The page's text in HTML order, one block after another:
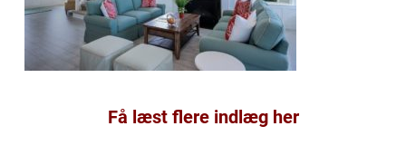
Få læst flere indlæg her